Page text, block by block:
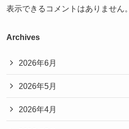
表示できるコメントはありません。
Archives
2026年6月
2026年5月
2026年4月